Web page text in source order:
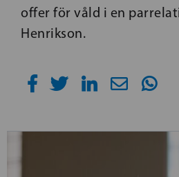
offer för våld i en
Henrikson.